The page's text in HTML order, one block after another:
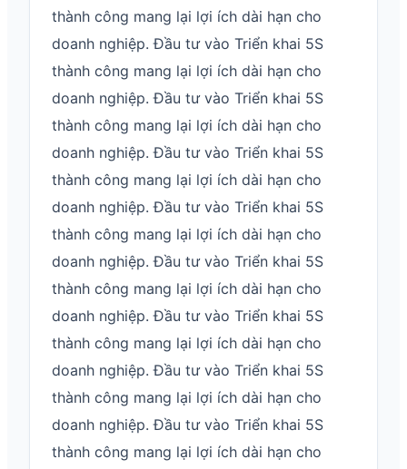
thành công mang lại lợi ích dài hạn cho
doanh nghiệp. Đầu tư vào Triển khai 5S
thành công mang lại lợi ích dài hạn cho
doanh nghiệp. Đầu tư vào Triển khai 5S
thành công mang lại lợi ích dài hạn cho
doanh nghiệp. Đầu tư vào Triển khai 5S
thành công mang lại lợi ích dài hạn cho
doanh nghiệp. Đầu tư vào Triển khai 5S
thành công mang lại lợi ích dài hạn cho
doanh nghiệp. Đầu tư vào Triển khai 5S
thành công mang lại lợi ích dài hạn cho
doanh nghiệp. Đầu tư vào Triển khai 5S
thành công mang lại lợi ích dài hạn cho
doanh nghiệp. Đầu tư vào Triển khai 5S
thành công mang lại lợi ích dài hạn cho
doanh nghiệp. Đầu tư vào Triển khai 5S
thành công mang lại lợi ích dài hạn cho